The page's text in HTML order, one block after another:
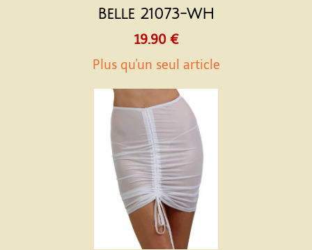
Belle 21073-WH
19.90 €
Plus qu'un seul article